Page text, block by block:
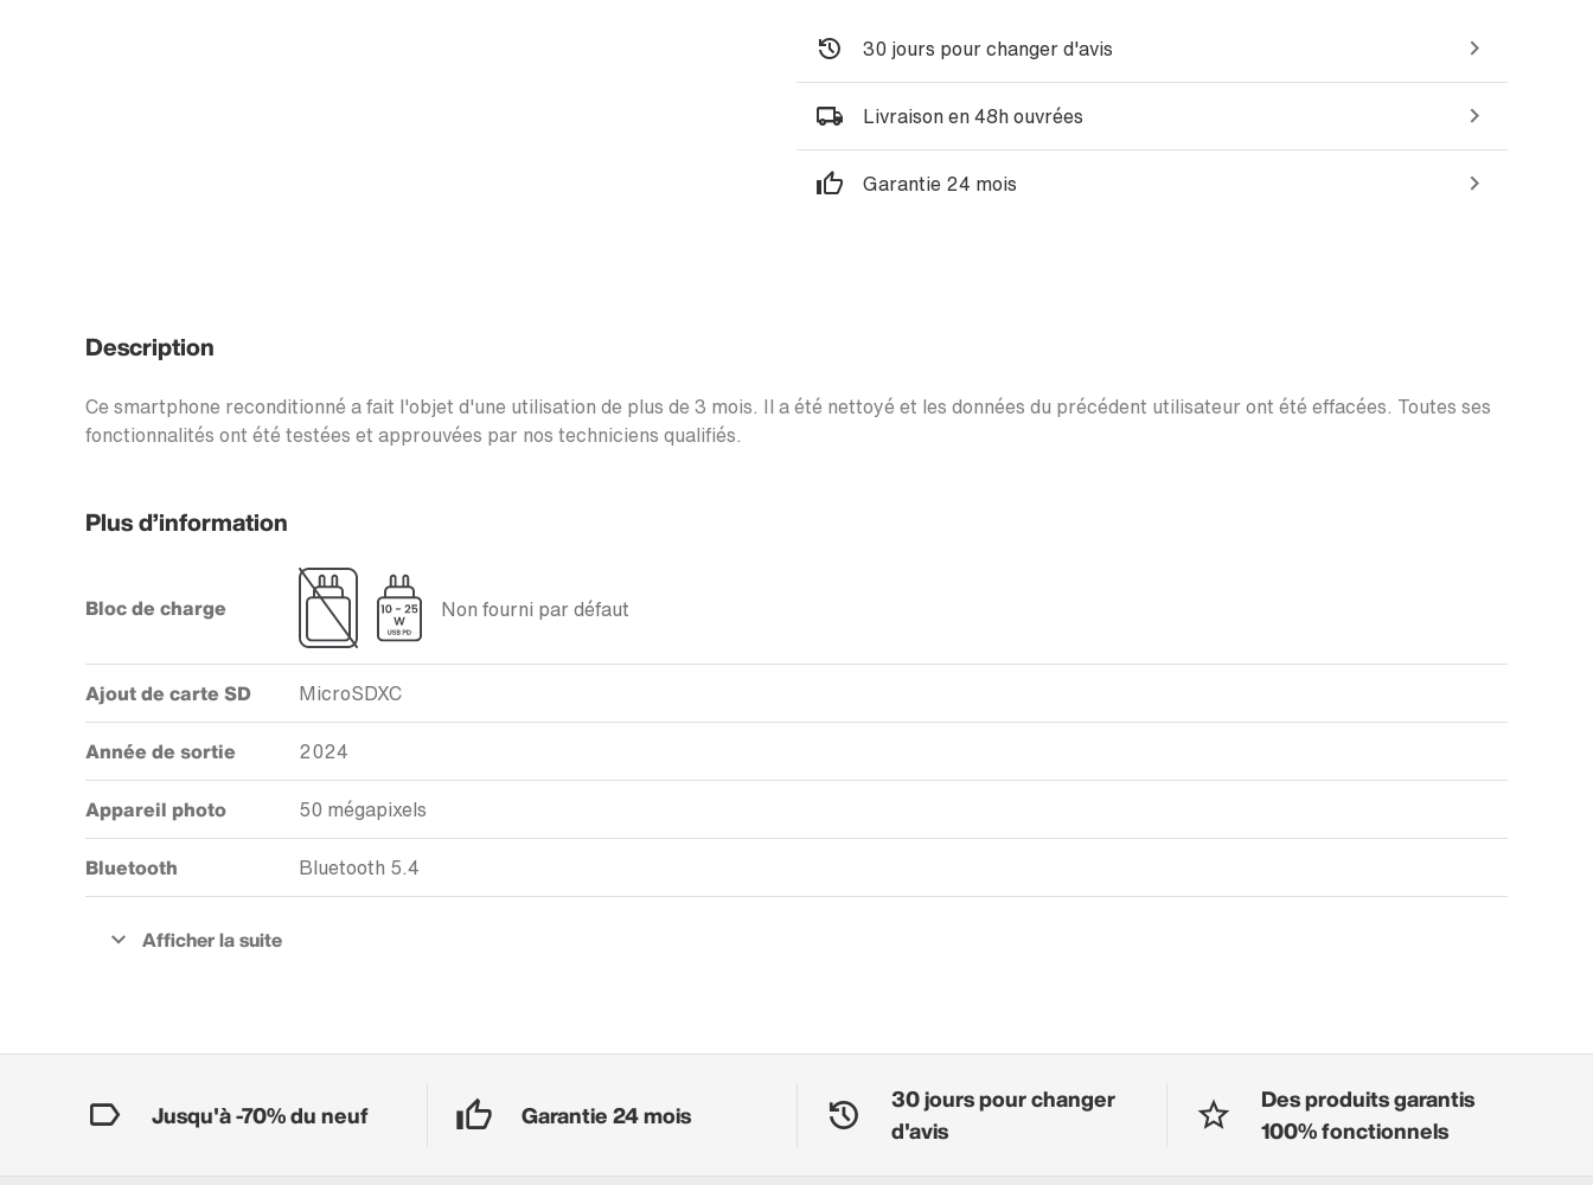
30 jours pour changer d'avis
Livraison en 48h ouvrées
Garantie 24 mois
Description
Ce smartphone reconditionné a fait l'objet d'une utilisation de plus de 3 mois. Il a été nettoyé et les données du précédent utilisateur ont été effacées. Toutes ses
fonctionnalités ont été testées et approuvées par nos techniciens qualifiés.
Plus d’information
Bloc de charge Non fourni par défaut
Ajout de carte SD MicroSDXC
Année de sortie 2024
Appareil photo 50 mégapixels
Bluetooth Bluetooth 5.4
Jusqu'à -70% du neuf Garantie 24 mois
30 jours pour changer
d'avis
Des produits garantis
100% fonctionnels